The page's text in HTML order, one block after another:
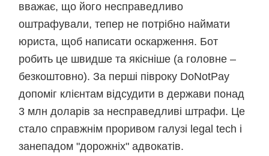
вважає, що його несправедливо
оштрафували, тепер не потрібно наймати
юриста, щоб написати оскарження. Бот
робить це швидше та якісніше (а головне –
безкоштовно). За перші півроку DoNotPay
допоміг клієнтам відсудити в держави понад
3 млн доларів за несправедливі штрафи. Це
стало справжнім проривом галузі legal tech і
занепадом "дорожніх" адвокатів.